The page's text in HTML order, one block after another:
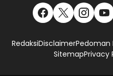
RedaksiDisclaimerPedoman
SitemapPrivacy